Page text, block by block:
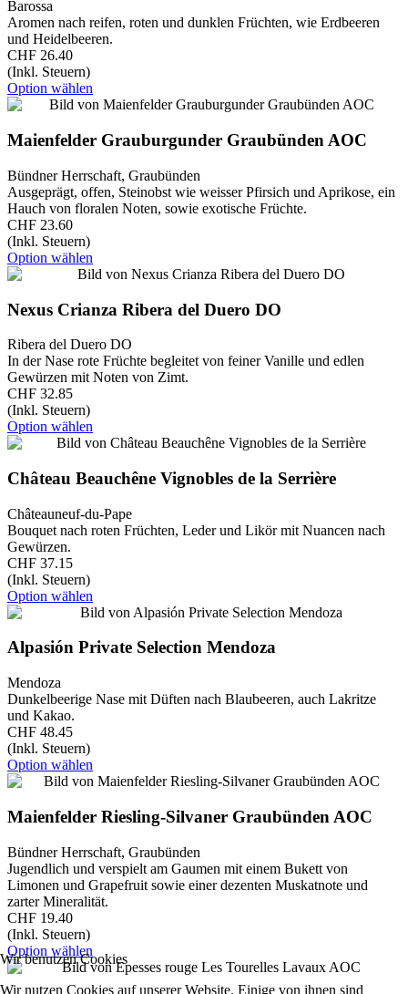
Barossa
Aromen nach reifen, roten und dunklen Früchten, wie Erdbeeren
und Heidelbeeren.
CHF 26.40
(Inkl. Steuern)
Option wählen
Maienfelder Grauburgunder Graubünden AOC
Bündner Herrschaft, Graubünden
Ausgeprägt, offen, Steinobst wie weisser Pfirsich und Aprikose, ein
Hauch von floralen Noten, sowie exotische Früchte.
CHF 23.60
(Inkl. Steuern)
Option wählen
Nexus Crianza Ribera del Duero DO
Ribera del Duero DO
In der Nase rote Früchte begleitet von feiner Vanille und edlen
Gewürzen mit Noten von Zimt.
CHF 32.85
(Inkl. Steuern)
Option wählen
Château Beauchêne Vignobles de la Serrière
Châteauneuf-du-Pape
Bouquet nach roten Früchten, Leder und Likör mit Nuancen nach
Gewürzen.
CHF 37.15
(Inkl. Steuern)
Option wählen
Alpasión Private Selection Mendoza
Mendoza
Dunkelbeerige Nase mit Düften nach Blaubeeren, auch Lakritze
und Kakao.
CHF 48.45
(Inkl. Steuern)
Option wählen
Maienfelder Riesling-Silvaner Graubünden AOC
Bündner Herrschaft, Graubünden
Jugendlich und verspielt am Gaumen mit einem Bukett von
Limonen und Grapefruit sowie einer dezenten Muskatnote und
zarter Mineralität.
CHF 19.40
(Inkl. Steuern)
Option wählen
Wir benutzen Cookies
Wir nutzen Cookies auf unserer Website. Einige von ihnen sind